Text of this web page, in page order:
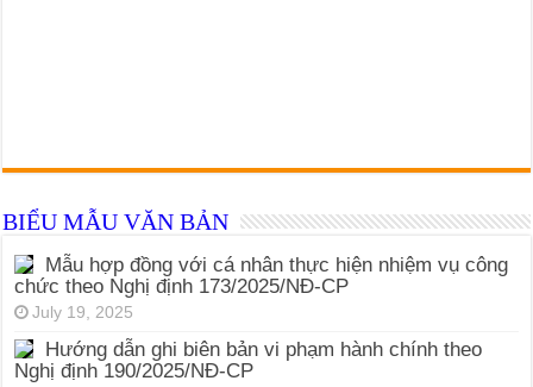
BIỂU MẪU VĂN BẢN
Mẫu hợp đồng với cá nhân thực hiện nhiệm vụ công
chức theo Nghị định 173/2025/NĐ-CP
July 19, 2025
Hướng dẫn ghi biên bản vi phạm hành chính theo
Nghị định 190/2025/NĐ-CP